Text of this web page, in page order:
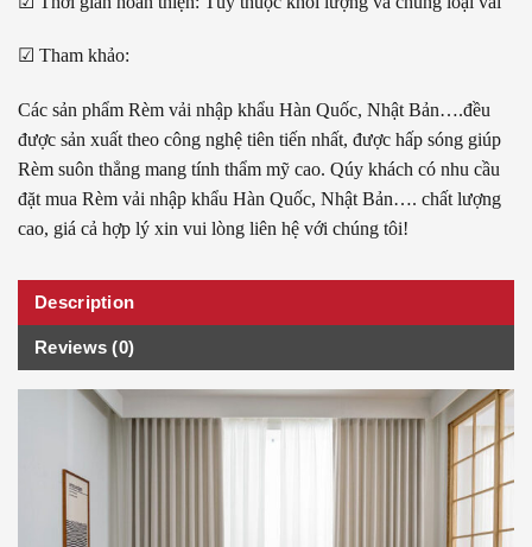
☑ Tham khảo:
Các sản phẩm Rèm vải nhập khẩu Hàn Quốc, Nhật Bản….đều
được sản xuất theo công nghệ tiên tiến nhất, được hấp sóng giúp
Rèm suôn thẳng mang tính thẩm mỹ cao. Qúy khách có nhu cầu
đặt mua Rèm vải nhập khẩu Hàn Quốc, Nhật Bản…. chất lượng
cao, giá cả hợp lý xin vui lòng liên hệ với chúng tôi!
Description
Reviews (0)